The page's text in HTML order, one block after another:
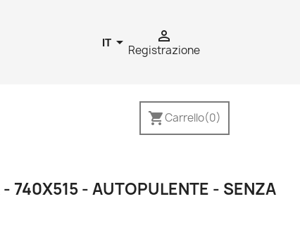
IT  
Registrazione
shopping_cartCarrello(0)
740X515 - AUTOPULENTE - SENZA